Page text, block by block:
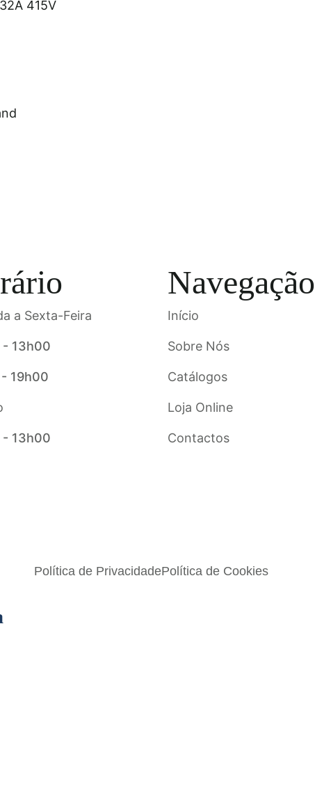
a Sexta-Feira
13h00
19h00
13h00
Navegação
Início
Sobre Nós
Catálogos
Loja Online
Contactos
Política de PrivacidadePolítica de Cookies